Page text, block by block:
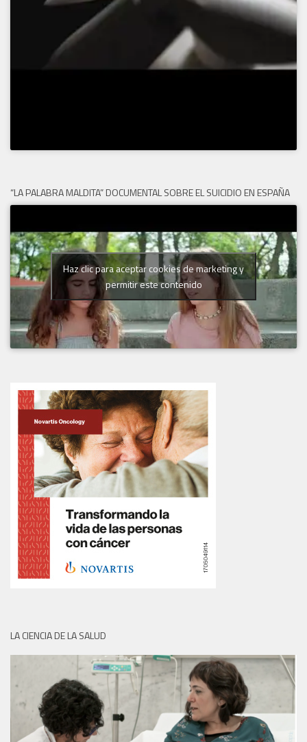
“LA PALABRA MALDITA” DOCUMENTAL SOBRE EL SUICIDIO EN ESPAÑA
Haz clic para aceptar cookies de marketing y
permitir este contenido
LA CIENCIA DE LA SALUD